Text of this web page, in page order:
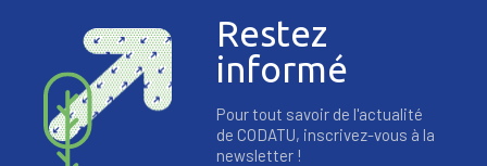
Restez
informé
Pour tout savoir de l'actualité
de CODATU, inscrivez-vous à la
newsletter !